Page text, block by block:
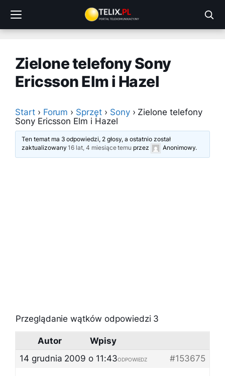
treści
Zielone telefony Sony
Ericsson Elm i Hazel
Start › Forum › Sprzęt › Sony › Zielone telefony
Sony Ericsson Elm i Hazel
Ten temat ma 3 odpowiedzi, 2 głosy, a ostatnio został
zaktualizowany16 lat, 4 miesiące temu przez Anonimowy.
Przeglądanie wątków odpowiedzi 3
Autor
Wpisy
14 grudnia 2009 o 11:43
#153675
ODPOWIEDZ